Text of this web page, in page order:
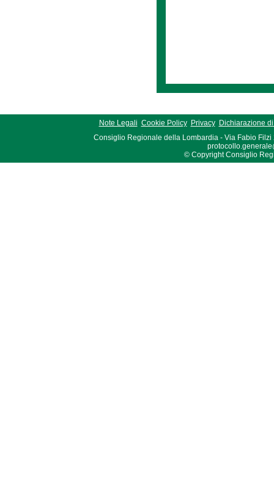
Note Legali Cookie Policy Privacy
Dichiarazione
Consiglio Regionale della Lombardia - Via Fabio Filzi
© Copyright Consiglio